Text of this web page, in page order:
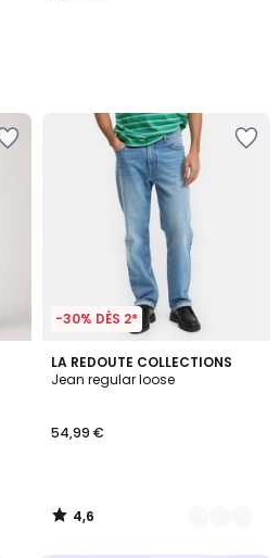
-30% DÈS 2*
LA REDOUTE COLLECTIONS
Jean regular loose
54,99 €
4,6
/ 5
4
Couleurs
4,6
/